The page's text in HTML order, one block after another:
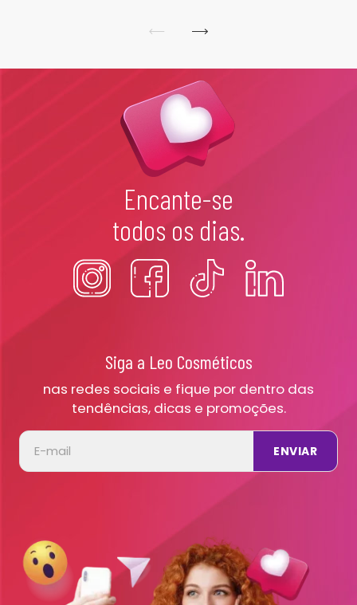
Encante-se
todos os dias.
Siga a Leo Cosméticos
nas redes sociais e fique por dentro das
tendências, dicas e promoções.